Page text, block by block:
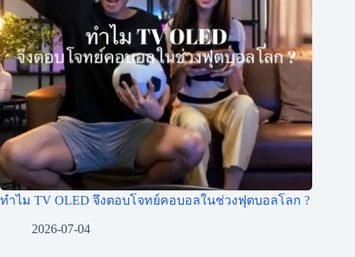
ทำไม TV OLED จึงตอบโจทย์คอบอลในช่วงฟุตบอลโลก ?
2026-07-04